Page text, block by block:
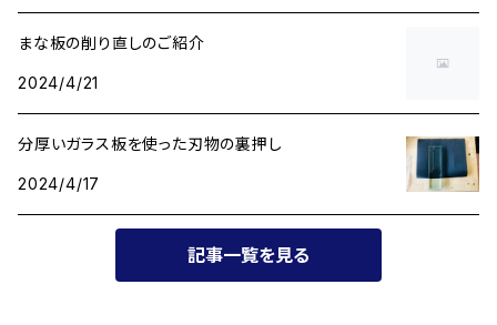
〜30,000円
まな板の削り直しのご紹介
2024/4/21
分厚いガラス板を使った刃物の裏押し
2024/4/17
記事一覧を見る